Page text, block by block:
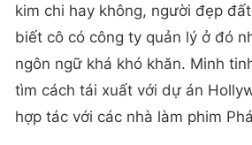
kim chi hay không, người đẹp
biết cô có công ty quản lý ở đó
ngôn ngữ khá khó khăn. Minh
tìm cách tái xuất với dự án
hợp tác với các nhà làm phim